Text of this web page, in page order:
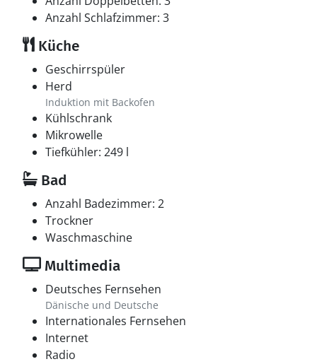
Anzahl Schlafzimmer: 3
Küche
Geschirrspüler
Herd
Induktion mit Backofen
Kühlschrank
Mikrowelle
Tiefkühler: 249 l
Bad
Anzahl Badezimmer: 2
Trockner
Waschmaschine
Multimedia
Deutsches Fernsehen
Dänische und Deutsche
Internationales Fernsehen
Internet
Radio